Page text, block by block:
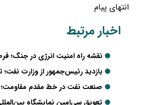
انتهای پیام
اخبار مرتبط
نقشه راه امنیت انرژی در جنگ؛
بازدید رئیس‌جمهور از وزارت نفت؛
صنعت نفت در خط مقدم مقاومت؛
تعویق سی‌امین نمایشگاه